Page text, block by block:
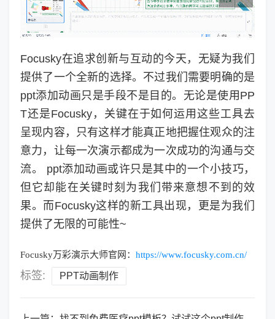
Focusky在追求创新与互动的今天，无疑为我们
提供了一个全新的选择。不过我们需要明确的是
ppt添加动画只是手段不是目的。无论是使用PP
T还是Focusky，关键在于如何运用这些工具去
呈现内容，只有这样才能真正地把握住观众的注
意力，让每一次演示都成为一次成功的沟通与交
流。 ppt添加动画或许只是其中的一个小技巧，
但它却能在关键时刻为我们带来意想不到的效
果。而Focusky这样的新工具出现，更是为我们
提供了无限的可能性~
Focusky万彩演示大师官网： https://www.focusky.com.cn/
标签: PPT动画制作